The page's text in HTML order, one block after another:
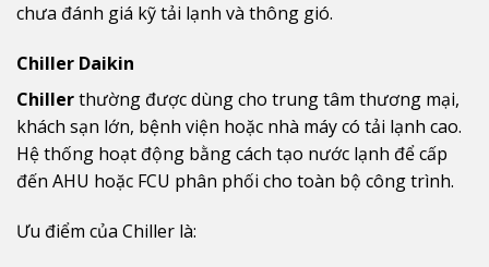
chưa đánh giá kỹ tải lạnh và thông gió.
Chiller Daikin
Chillerthường được dùng cho trung tâm thương mại,
khách sạn lớn, bệnh viện hoặc nhà máy có tải lạnh cao.
Hệ thống hoạt động bằng cách tạo nước lạnh để cấp
đến AHU hoặc FCU phân phối cho toàn bộ công trình.
Ưu điểm của Chiller là: